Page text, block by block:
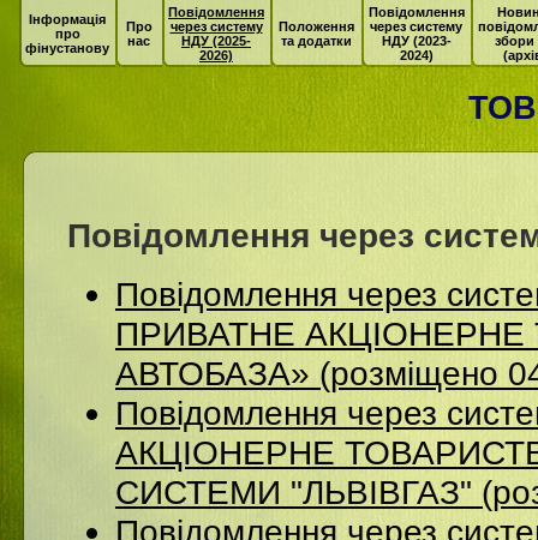
Інформація
про
фінустанову
Про
нас
Повідомлення
через систему
НДУ (2025-
2026)
Положення
та додатки
Повідомлення
через систему
НДУ (2023-
2024)
збори
Повідомлення через
Повідомлення через
ПРИВАТНЕ АКЦІОНЕРНЕ
АВТОБАЗА» (розміщено
Повідомлення через
АКЦІОНЕРНЕ
СИСТЕМИ "ЛЬВІВГАЗ"
Повідомлення через